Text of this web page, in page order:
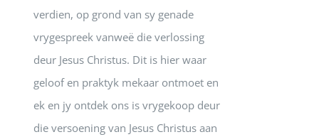
verdien, op grond van sy genade
vrygespreek vanweë die verlossing
deur Jesus Christus. Dit is hier waar
geloof en praktyk mekaar ontmoet en
ek en jy ontdek ons is vrygekoop deur
die versoening van Jesus Christus aan